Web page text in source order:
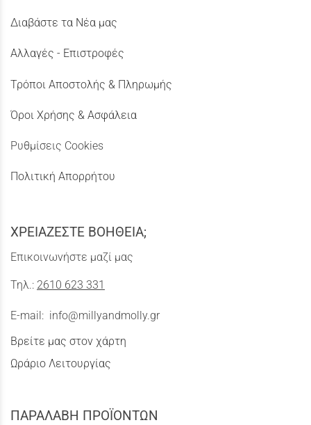
Διαβάστε τα Νέα μας
Αλλαγές - Επιστροφές
Τρόποι Αποστολής & Πληρωμής
Όροι Χρήσης & Ασφάλεια
Ρυθμίσεις Cookies
Πολιτική Απορρήτου
ΧΡΕΙΑΖΕΣΤΕ ΒΟΗΘΕΙΑ;
Επικοινωνήστε μαζί μας
Τηλ.: 2610 623 331
E-mail: info@millyandmolly.gr
Βρείτε μας στον χάρτη
Ωράριο Λειτουργίας
ΠΑΡΑΛΑΒΗ ΠΡΟΪΟΝΤΩΝ